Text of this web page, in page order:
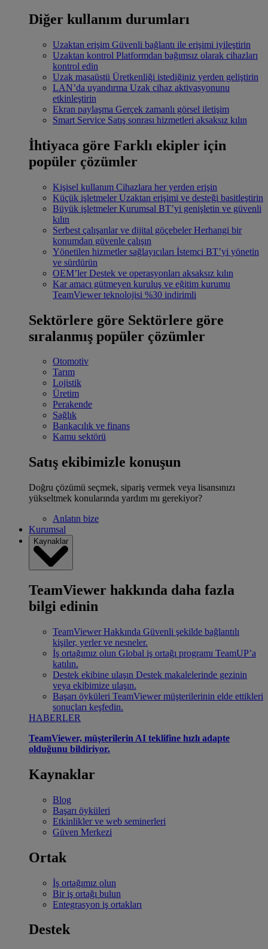
Diğer kullanım durumları
Uzaktan erişim Güvenli bağlantı ile erişimi iyileştirin
Uzaktan kontrol Platformdan bağımsız olarak cihazları
kontrol edin
Uzak masaüstü Üretkenliği istediğiniz yerden geliştirin
LAN’da uyandırma Uzak cihaz aktivasyonunu
etkinleştirin
Ekran paylaşma Gerçek zamanlı görsel iletişim
Smart Service Satış sonrası hizmetleri aksaksız kılın
İhtiyaca göre Farklı ekipler için
popüler çözümler
Kişisel kullanım Cihazlara her yerden erişin
Küçük işletmeler Uzaktan erişimi ve desteği basitleştirin
Büyük işletmeler Kurumsal BT’yi genişletin ve güvenli
kılın
Serbest çalışanlar ve dijital göçebeler Herhangi bir
konumdan güvenle çalışın
Yönetilen hizmetler sağlayıcıları İstemci BT’yi yönetin
ve sürdürün
OEM’ler Destek ve operasyonları aksaksız kılın
Kar amacı gütmeyen kuruluş ve eğitim kurumu
TeamViewer teknolojisi %30 indirimli
Sektörlere göre Sektörlere göre
sıralanmış popüler çözümler
Otomotiv
Tarım
Lojistik
Üretim
Perakende
Sağlık
Bankacılık ve finans
Kamu sektörü
Satış ekibimizle konuşun
Doğru çözümü seçmek, sipariş vermek veya lisansınızı
yükseltmek konularında yardım mı gerekiyor?
Anlatın bize
Kurumsal
Kaynaklar
TeamViewer hakkında daha fazla
bilgi edinin
TeamViewer Hakkında Güvenli şekilde bağlantılı
kişiler, yerler ve nesneler.
İş ortağımız olun Global iş ortağı programı TeamUP’a
katılın.
Destek ekibine ulaşın Destek makalelerinde gezinin
veya ekibimize ulaşın.
Başarı öyküleri TeamViewer müşterilerinin elde ettikleri
sonuçları keşfedin.
HABERLER
TeamViewer, müşterilerin AI teklifine hızlı adapte
olduğunu bildiriyor.
Kaynaklar
Blog
Başarı öyküleri
Etkinlikler ve web seminerleri
Güven Merkezi
Ortak
İş ortağımız olun
Bir iş ortağı bulun
Entegrasyon iş ortakları
Destek